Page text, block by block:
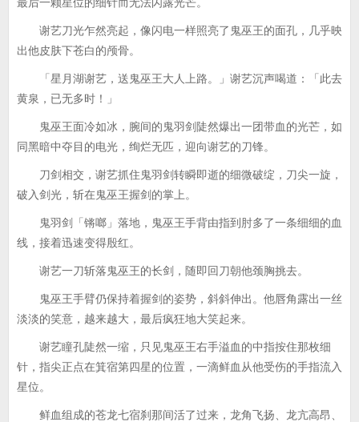
谢艺刀光乍然亮起，像闪电一样照亮了鬼巫王的面孔，几乎映
出他皮肤下苍白的颅骨。
「星月湖谢艺，送鬼巫王大人上路。」谢艺沉声喝道：「此去
黄泉，已无多时！」
鬼巫王面冷如冰，腕间的鬼羽剑陡然爆出一团带血的光芒，如
同黑暗中夺目的电光，绚烂无匹，迎向谢艺的刀锋。
刀剑相交，谢艺抓住鬼羽剑转瞬即逝的细微破绽，刀尖一旋，
破入剑光，斩在鬼巫王握剑的掌上。
鬼羽剑「锵啷」落地，鬼巫王手背由指到肘多了一条细细的血
线，接着迅速变得殷红。
谢艺一刀斩落鬼巫王的长剑，随即回刀朝他颈胸挑去。
鬼巫王手臂仍保持着握剑的姿势，斜斜伸出。他唇角露出一丝
淡淡的笑意，越来越大，最后疯狂地大笑起来。
谢艺瞳孔陡然一缩，只见鬼巫王右手溢血的中指按住那枚细
针，指尖正点在箕宿第四星的位置，一滴鲜血从他受伤的手指流入
星位。
鲜血组成的苍龙七宿刹那间活了过来，龙角飞扬、龙亢高昂、